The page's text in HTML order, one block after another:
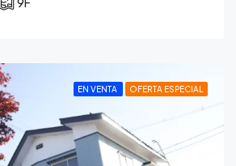
EN VENTA OFERTA ESPECIAL